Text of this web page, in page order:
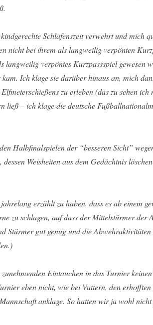
Schlafenszeit verwehrt und mich
nicht bei ihrem als langweilig verpönten
langweilig verpöntes Kurzpassspiel gewesen
Ich klage sie darüber hinaus an, mich
zu erleben (das zu sehen
ließ – ich klage die deutsche
Halbfinalspielen der “besseren Sicht”
Weisheiten aus dem Gedächtnis
erzählt zu haben, dass es ab einem
zu schlagen, auf dass der Mittelstürmer der
Stürmer gut genug und die
Eintauchen in das Turnier
eben nicht, wie bei Vattern, den
anklage. So hatten wir ja wohl nicht